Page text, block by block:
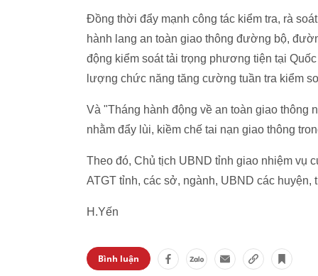
Đồng thời đẩy mạnh công tác kiểm tra, rà
hành lang an toàn giao thông đường bộ,
động kiểm soát tải trọng phương tiện tại
lượng chức năng tăng cường tuần tra kiểm
Và "Tháng hành động về an toàn giao thông
nhằm đẩy lùi, kiềm chế tai nạn giao thông
Theo đó, Chủ tịch UBND tỉnh giao nhiệm vụ
ATGT tỉnh, các sở, ngành, UBND các
H.Yến
Bình luận